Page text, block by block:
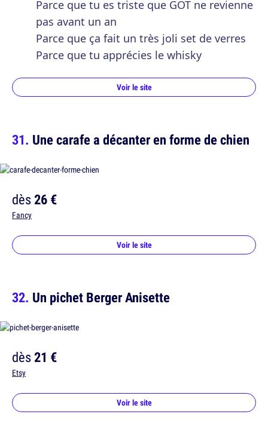
Parce que tu es triste que GOT ne revienne
pas avant un an
Parce que ça fait un très joli set de verres
Parce que tu apprécies le whisky
Voir le site
Une carafe a décanter en forme de chien
dès26 €
Fancy
Voir le site
Un pichet Berger Anisette
dès21 €
Etsy
Voir le site